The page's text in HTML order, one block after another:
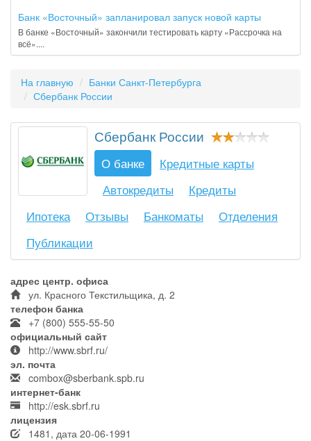
Банк «Восточный» запланировал запуск новой карты
В банке «Восточный» закончили тестировать карту «Рассрочка на
всё»....
На главную
Банки Санкт-Петербурга
Сбербанк России
Сбербанк России
О банке
Кредитные карты
Автокредиты
Кредиты
Ипотека
Отзывы Банкоматы
Отделения
Публикации
адрес центр. офиса
ул. Красного Текстильщика, д. 2
телефон банка
+7 (800) 555-55-50
официальный сайт
http://www.sbrf.ru/
эл. почта
combox@sberbank.spb.ru
интернет-банк
http://esk.sbrf.ru
лицензия
1481, дата 20-06-1991